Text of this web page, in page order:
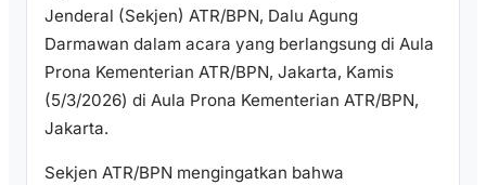
Jenderal (Sekjen) ATR/BPN, Dalu Agung
Darmawan dalam acara yang berlangsung di Aula
Prona Kementerian ATR/BPN, Jakarta, Kamis
(5/3/2026) di Aula Prona Kementerian ATR/BPN,
Jakarta.
Sekjen ATR/BPN mengingatkan bahwa